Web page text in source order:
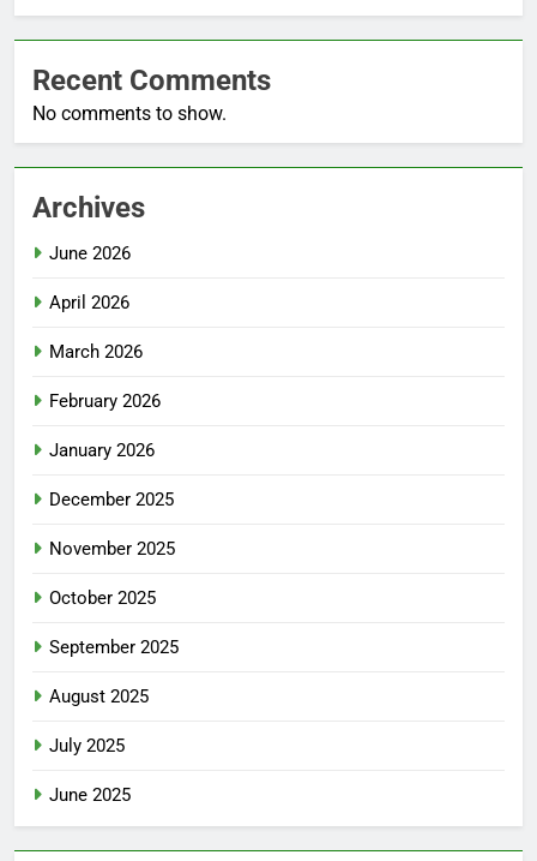
Recent Comments
No comments to show.
Archives
June 2026
April 2026
March 2026
February 2026
January 2026
December 2025
November 2025
October 2025
September 2025
August 2025
July 2025
June 2025